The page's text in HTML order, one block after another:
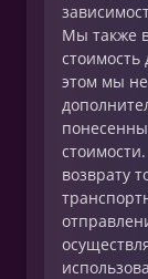
Мы также
этом мы
возврату